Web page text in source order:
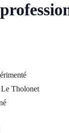
Tholonet